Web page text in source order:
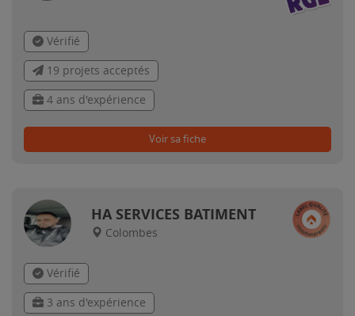
Vérifié
19 projets acceptés
4 ans d'expérience
Voir sa fiche
HA SERVICES BATIMENT
Colombes
Vérifié
3 ans d'expérience